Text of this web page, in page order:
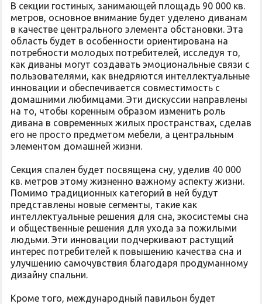
В секции гостиных, занимающей площадь 90 000 кв.
метров, основное внимание будет уделено диванам
в качестве центрального элемента обстановки. Эта
область будет в особенности ориентирована на
потребности молодых потребителей, исследуя то,
как диваны могут создавать эмоциональные связи с
пользователями, как внедряются интеллектуальные
инновации и обеспечивается совместимость с
домашними любимцами. Эти дискуссии направлены
на то, чтобы коренным образом изменить роль
дивана в современных жилых пространствах, сделав
его не просто предметом мебели, а центральным
элементом домашней жизни.
Секция спален будет посвящена сну, уделив 40 000
кв. метров этому жизненно важному аспекту жизни.
Помимо традиционных категорий в ней будут
представлены новые сегменты, такие как
интеллектуальные решения для сна, экосистемы сна
и общественные решения для ухода за пожилыми
людьми. Эти инновации подчеркивают растущий
интерес потребителей к повышению качества сна и
улучшению самочувствия благодаря продуманному
дизайну спальни.
Кроме того, международный павильон будет